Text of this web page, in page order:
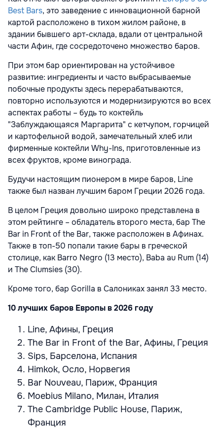
Best Bars, это заведение с инновационной барной
картой расположено в тихом жилом районе, в
здании бывшего арт-склада, вдали от центральной
части Афин, где сосредоточено множество баров.
При этом бар ориентирован на устойчивое
развитие: ингредиенты и часто выбрасываемые
побочные продукты здесь перерабатываются,
повторно используются и модернизируются во всех
аспектах работы – будь то коктейль
"Заблуждающаяся Маргарита" с кетчупом, горчицей
и картофельной водой, замечательный хлеб или
фирменные коктейли Why-Ins, приготовленные из
всех фруктов, кроме винограда.
Будучи настоящим пионером в мире баров, Line
также был назван лучшим баром Греции 2026 года.
В целом Греция довольно широко представлена в
этом рейтинге – обладатель второго места, бар The
Bar in Front of the Bar, также расположен в Афинах.
Также в топ-50 попали такие бары в греческой
столице, как Barro Negro (13 место), Baba au Rum (14)
и The Clumsies (30).
Кроме того, бар Gorilla в Салониках занял 33 место.
10 лучших баров Европы в 2026 году
Line, Афины, Греция
The Bar in Front of the Bar, Афины, Греция
Sips, Барселона, Испания
Himkok, Осло, Норвегия
Bar Nouveau, Париж, Франция
Moebius Milano, Милан, Италия
The Cambridge Public House, Париж,
Франция